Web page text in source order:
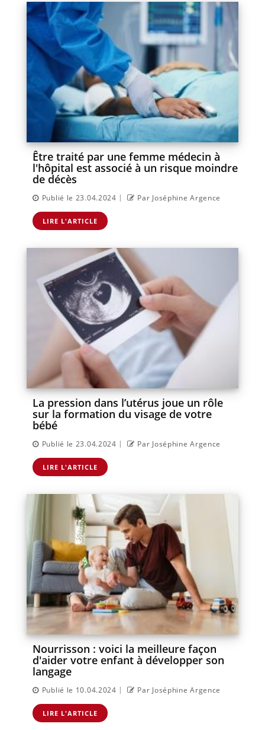
Être traité par une femme médecin à
l'hôpital est associé à un risque moindre
de décès
Publié le 23.04.2024 | Par Joséphine Argence
LIRE L'ARTICLE
La pression dans l’utérus joue un rôle
sur la formation du visage de votre
bébé
Publié le 23.04.2024 | Par Joséphine Argence
LIRE L'ARTICLE
Nourrisson : voici la meilleure façon
d'aider votre enfant à développer son
langage
Publié le 10.04.2024 | Par Joséphine Argence
LIRE L'ARTICLE